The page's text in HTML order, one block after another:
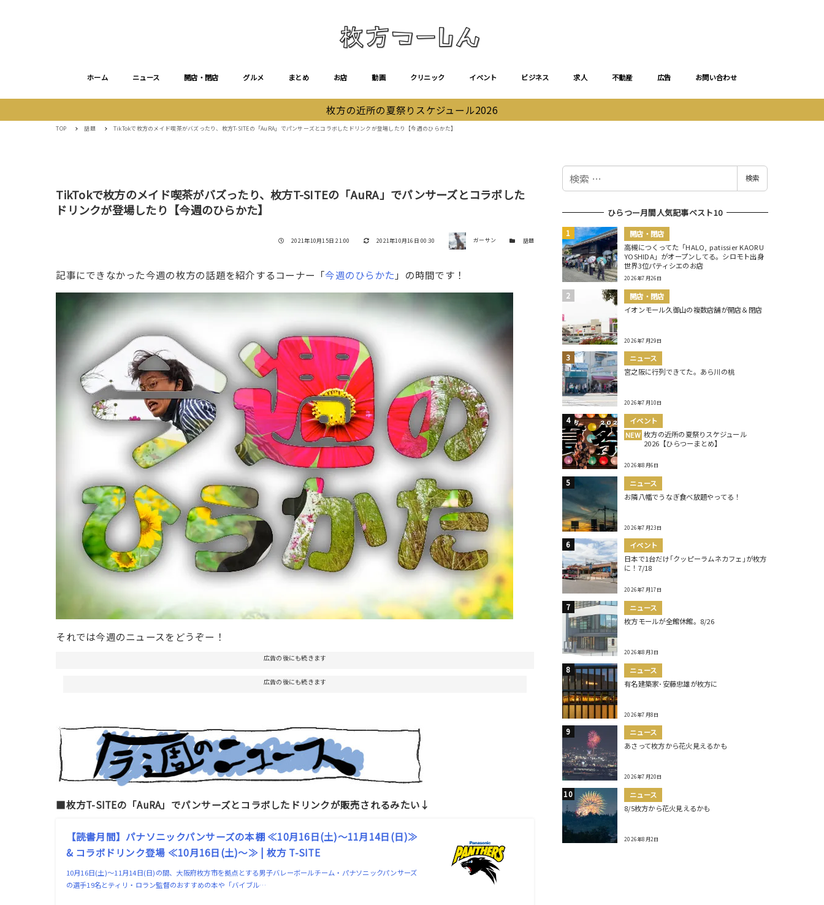
ホーム ニュース 開店・閉店 グルメ まとめ お店 動画 クリニック イベント ビジネス 求人 不動産 広告 お問い合わせ
枚方の近所の夏祭りスケジュール2026
TOP 話題 TikTokで枚方のメイド喫茶がバズったり、枚方T-SITEの「AuRA」でパンサーズとコラボしたドリンクが登場したり【今週のひらかた】
TikTokで枚方のメイド喫茶がバズったり、枚方T-SITEの「AuRA」でパンサーズとコラボした
ドリンクが登場したり【今週のひらかた】
投稿日
2021年10月15日 21:00 更新日
2021年10月16日 00:30 著者 ガーサン カテゴリー
話題
記事にできなかった今週の枚方の話題を紹介するコーナー「今週のひらかた 」の時間です！
それでは今週のニュースをどうぞー！
広告の後にも続きます
広告の後にも続きます
■枚方T-SITEの「AuRA」でパンサーズとコラボしたドリンクが販売されるみたい↓
【読書月間】パナソニックパンサーズの本棚 ≪10月16日(土)～11月14日(日)≫
& コラボドリンク登場 ≪10月16日(土)～≫ | 枚方 T-SITE
10月16日(土)～11月14日(日)の間、大阪府枚方市を拠点とする男子バレーボールチーム・パナソニックパンサーズ
の選手19名とティリ・ロラン監督のおすすめの本や「バイブル…
検
検索
ひらつー月間人気記事ベスト10
開店・閉店
高槻につくってた「HALO, patissier KAORU
YOSHIDA」がオープンしてる。シロモト出身
世界3位パティシエのお店
2026年7月26日
開店・閉店
イオンモール久御山の複数店舗が開店＆閉店
2026年7月29日
ニュース
宮之阪に行列できてた。あら川の桃
2026年7月10日
イベント
NEW 枚方の近所の夏祭りスケジュール
2026【ひらつーまとめ】
2026年8月6日
ニュース
お隣八幡でうなぎ食べ放題やってる！
2026年7月23日
イベント
日本で1台だけ｢クッピーラムネカフェ｣が枚方
に！7/18
2026年7月17日
ニュース
枚方モールが全館休館。8/26
2026年8月3日
ニュース
有名建築家･安藤忠雄が枚方に
2026年7月8日
ニュース
あさって枚方から花火見えるかも
2026年7月20日
ニュース
8/5枚方から花火見えるかも
2026年8月2日